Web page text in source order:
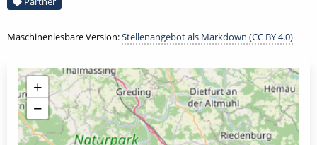
Maschinenlesbare Version:Stellenangebot als Markdown (CC BY 4.0)
+
−